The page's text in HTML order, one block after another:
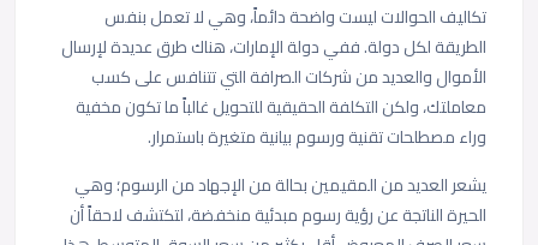
تكاليف الحوالات ليست واضحة دائماً، وهي لا تعمل بنفس
الطريقة لكل دولة. ففي دولة الإمارات، هناك طرق عديدة لإرسال
الأموال والعديد من شركات الصرافة التي تتنافس على كسب
معاملتك، ولكن التكلفة الحقيقية للتحويل غالباً ما تكون مخفية
وراء مصطلحات تقنية ورسوم بيانية متغيرة باستمرار.
يشعر العديد من المقيمين بحالة من الإجهاد من الرسوم؛ وهي
الحيرة الناتجة عن رؤية رسوم مبدئية منخفضة، لتكتشف لاحقاً أن